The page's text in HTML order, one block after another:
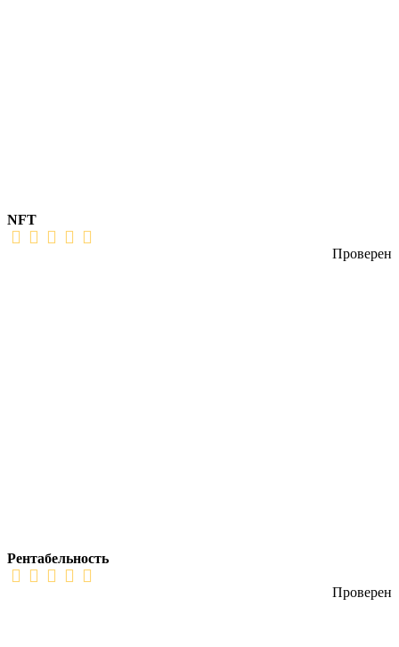
NFT
Проверен
Рентабельность
Проверен